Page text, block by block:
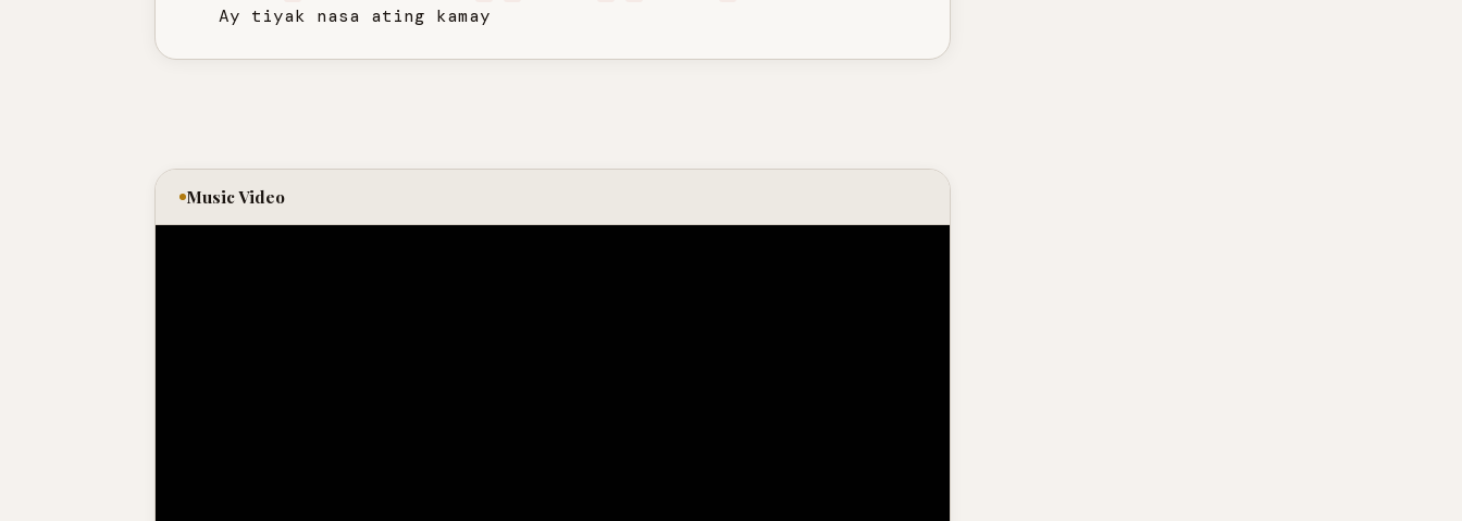
   Ay tiyak nasa ating kamay
Music Video